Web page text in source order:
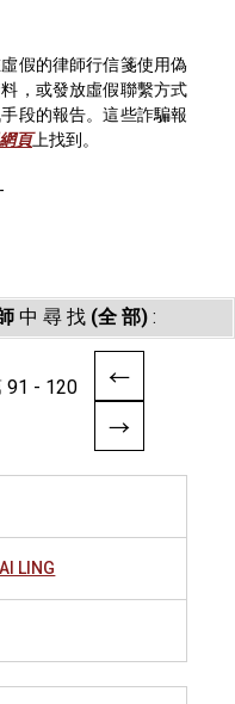
假的律師行信箋使用偽
，或發放虛假聯繫方式
段的報告。這些詐騙報
頁上找到。
中 尋 找 (全 部):
91 - 120
LING